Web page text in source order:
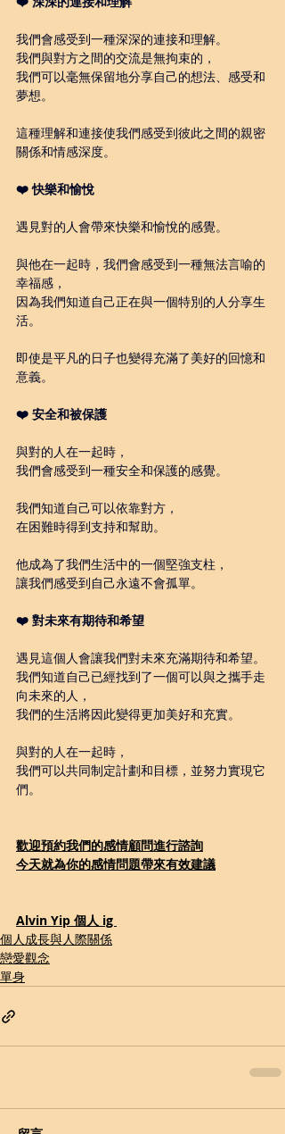
我們會感受到一種深深的連接和理解。
我們與對方之間的交流是無拘束的，
我們可以毫無保留地分享自己的想法、感受和
夢想。
這種理解和連接使我們感受到彼此之間的親密
關係和情感深度。
❤️ 快樂和愉悅
遇見對的人會帶來快樂和愉悅的感覺。
與他在一起時，我們會感受到一種無法言喻的
幸福感，
因為我們知道自己正在與一個特別的人分享生
活。
即使是平凡的日子也變得充滿了美好的回憶和
意義。
❤️ 安全和被保護
與對的人在一起時，
我們會感受到一種安全和保護的感覺。
我們知道自己可以依靠對方，
在困難時得到支持和幫助。
他成為了我們生活中的一個堅強支柱，
讓我們感受到自己永遠不會孤單。
❤️ 對未來有期待和希望
遇見這個人會讓我們對未來充滿期待和希望。
我們知道自己已經找到了一個可以與之攜手走
向未來的人，
我們的生活將因此變得更加美好和充實。
與對的人在一起時，
我們可以共同制定計劃和目標，並努力實現它
們。
歡迎預約我們的感情顧問進行諮詢
今天就為你的感情問題帶來有效建議
Alvin Yip 個人 ig
個人成長與人際關係
戀愛觀念
單身